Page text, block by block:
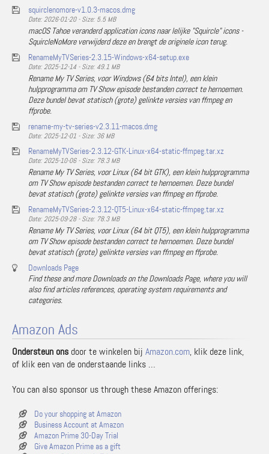
squirclenomore-v1.0.3-macos.dmg
Date: 2026-01-20 - Size: 5.5 MB
macOS Tahoe veranderd application icons naar lelijke "Squircle" icons -
SquircleNoMore verwijderd deze en brengt de originele icon terug.
RenameMyTVSeries-2.3.15-Windows-x64-setup.exe
Date: 2025-12-14 - Size: 49.1 MB
Rename My TV Series, voor Windows (64 bits Intel), een klein
hulpprogramma om TV Show episode bestanden correct te hernoemen.
Deze bundel bevat statisch (grote) gelinkte versies van ffmpeg en
ffprobe.
rename-my-tv-series-v2.3.11-macos.dmg
Date: 2025-12-01 - Size: 36 MB
RenameMyTVSeries-2.3.12-GTK-Linux-x64-static-ffmpeg.tar.xz
Date: 2025-10-06 - Size: 78.3 MB
Rename My TV Series, voor Linux (64 bit GTK), een klein hulpprogramma
om TV Show episode bestanden correct te hernoemen. Deze bundel
bevat statisch (grote) gelinkte versies van ffmpeg en ffprobe.
RenameMyTVSeries-2.3.12-QT5-Linux-x64-static-ffmpeg.tar.xz
Date: 2025-09-28 - Size: 78.3 MB
Rename My TV Series, voor Linux (64 bit QT5), een klein hulpprogramma
om TV Show episode bestanden correct te hernoemen. Deze bundel
bevat statisch (grote) gelinkte versies van ffmpeg en ffprobe.
Downloads Page
Find these and more Downloads on the Downloads Page, where you will
also find articles references, operating system requirements and
categories.
Amazon Ads
Ondersteun ons door te winkelen bij Amazon.com, klik deze link,
of klik een van de onderstaande links …
You can also sponsor us through these Amazon offerings:
Do your shopping at Amazon
Business Account at Amazon
Amazon Prime 30-Day Trial
Give Amazon Prime as a gift